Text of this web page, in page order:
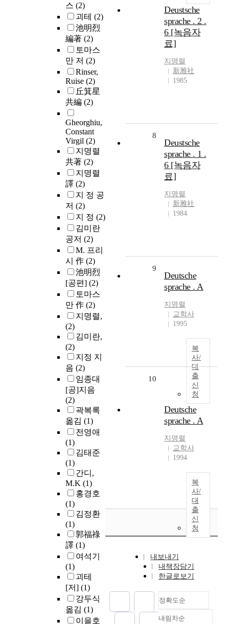
스 (2)
괴테 (2)
池明烈
編著 (2)
토마스
만 저 (2)
Rinser,
Ruise (2)
丘箕星
共編 (2)
Gheorghiu,
Constant
Virgil (2)
지명렬
共著 (2)
지명렬
譯 (2)
지 정 공
저 (2)
지 정 (2)
김미란
공저 (2)
M. 프리
시 作 (2)
池明烈
[공편] (2)
토마스
만 作 (2)
지명렬,
(2)
김미란,
(2)
지정 지
음 (2)
임종대
[공]지음
(2)
곽복록
옮김 (1)
전영애
(1)
김태준
(1)
간디,
M.K (1)
홍경호
(1)
김정환
(1)
郭福祿
譯 (1)
여석기
(1)
괴테
[저] (1)
강두식
옮김 (1)
이을호
Deustsche
sprache . 2 .
6 [녹음자
료]
지명렬
新雅社
1985
8
Deustsche
sprache . 1 .
6 [녹음자
료]
지명렬
新雅社
1984
9
Deutsche
sprache . A
지명렬
교학사
1995
복
사/
대
출
신
청
10
Deutsche
sprache . A
지명렬
교학사
1994
복
사/
대
출
신
청
내보내기
내책장담기
한글로보기
정확도순
정확도
내림차순